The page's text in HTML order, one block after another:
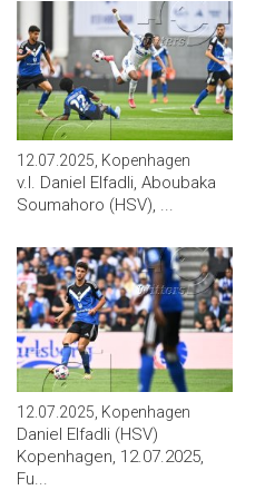
12.07.2025, Kopenhagen
v.l. Daniel Elfadli, Aboubaka
Soumahoro (HSV), ...
12.07.2025, Kopenhagen
Daniel Elfadli (HSV)
Kopenhagen, 12.07.2025,
Fu...